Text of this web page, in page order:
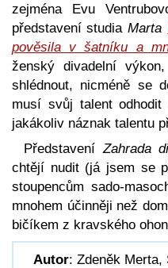
zejména Evu
představení studia Marta
pověsila v šatníku a
ženský divadelní
shlédnout, nicméně se
musí svůj talent
jakákoliv náznak talentu
Představení Zahrada
chtějí nudit (já jsem se
stoupencům sado-
mnohem účinněji než
bičíkem z kravského
Autor: Zdeněk Merta,